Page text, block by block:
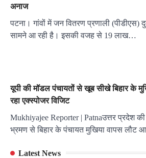
अनाज
पटना। गांवों में जन वितरण प्रणाली (पीडीएस)
सामने आ रही है। इसकी वजह से 19 लाख…
यूपी की मॉडल पंचायतों से खूब सीखे बिहार के
रहा एक्स्पोजर विजिट
Mukhiyajee Reporter | Patnaउत्तर प्रदेश
भ्रमण से बिहार के पंचायत मुखिया वापस लौट
Latest News